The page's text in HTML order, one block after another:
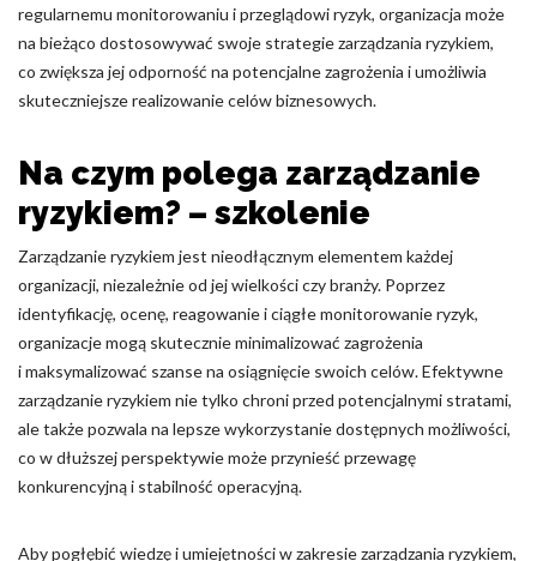
regularnemu monitorowaniu i przeglądowi ryzyk, organizacja może
na bieżąco dostosowywać swoje strategie zarządzania ryzykiem,
co zwiększa jej odporność na potencjalne zagrożenia i umożliwia
skuteczniejsze realizowanie celów biznesowych.
Na czym polega zarządzanie
ryzykiem? – szkolenie
Zarządzanie ryzykiem jest nieodłącznym elementem każdej
organizacji, niezależnie od jej wielkości czy branży. Poprzez
identyfikację, ocenę, reagowanie i ciągłe monitorowanie ryzyk,
organizacje mogą skutecznie minimalizować zagrożenia
i maksymalizować szanse na osiągnięcie swoich celów. Efektywne
zarządzanie ryzykiem nie tylko chroni przed potencjalnymi stratami,
ale także pozwala na lepsze wykorzystanie dostępnych możliwości,
co w dłuższej perspektywie może przynieść przewagę
konkurencyjną i stabilność operacyjną.
Aby pogłębić wiedzę i umiejętności w zakresie zarządzania ryzykiem,